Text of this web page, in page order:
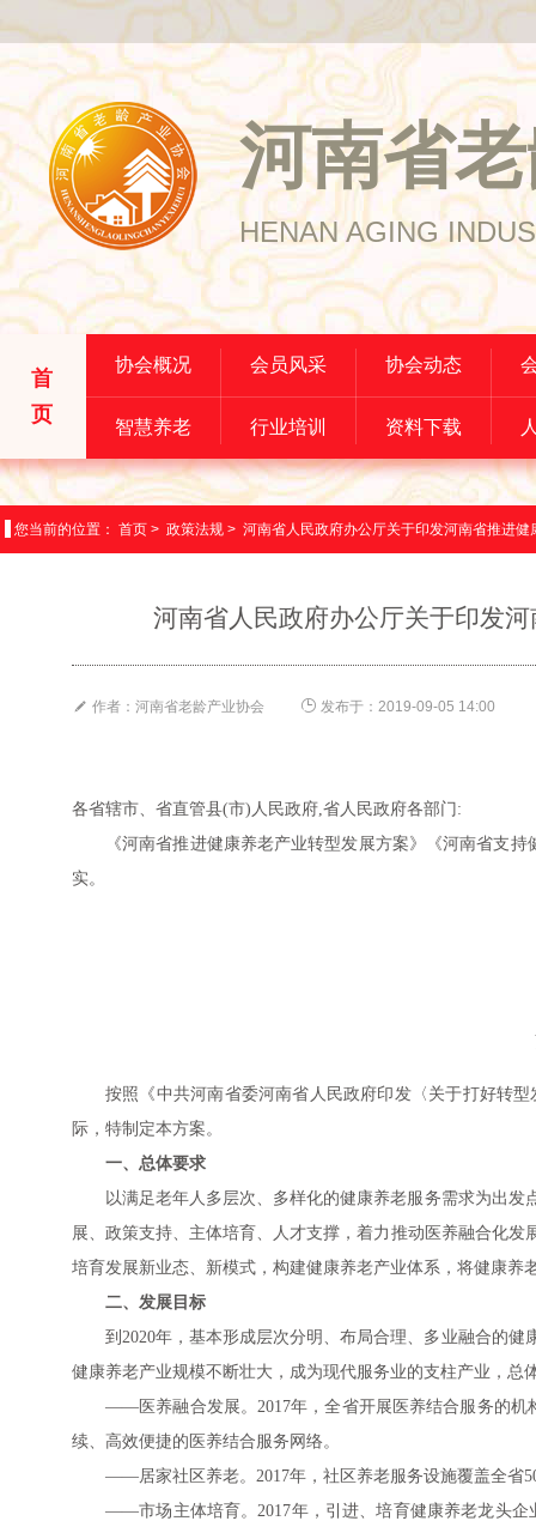
河南省
HENAN AGING
首
页
协会概况 会员风采 协会动态
智慧养老 行业培训 资料下载
您当前的位置： 首页 > 政策法规 > 河南省人民政府办公厅关于印发河南省推进
河南省人民政府办公厅关于印发
 作者：河南省老龄产业协会  发布于：2019-09-05 14:00
各省辖市、省直管县(市)人民政府,省人民政府各部门:
《河南省推进健康养老产业转型发展方案》《河南省支
实。
按照《中共河南省委河南省人民政府印发〈关于打好转
际，特制定本方案。
一、总体要求
以满足老年人多层次、多样化的健康养老服务需求为出
展、政策支持、主体培育、人才支撑，着力推动医养融合化
培育发展新业态、新模式，构建健康养老产业体系，将健康
二、发展目标
到2020年，基本形成层次分明、布局合理、多业融合的
健康养老产业规模不断壮大，成为现代服务业的支柱产业，总
——医养融合发展。2017年，全省开展医养结合服务的机
续、高效便捷的医养结合服务网络。
——居家社区养老。2017年，社区养老服务设施覆盖全省
——市场主体培育。2017年，引进、培育健康养老龙头企